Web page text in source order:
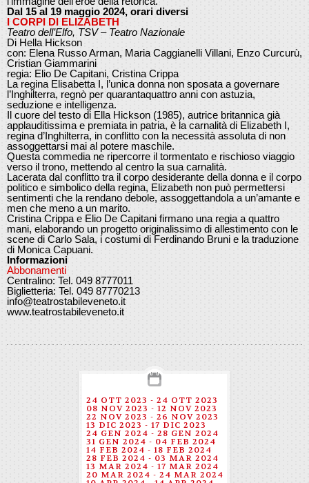
Dal 15 al 19 maggio 2024, orari diversi
I CORPI DI ELIZABETH
Teatro dell’Elfo, TSV – Teatro Nazionale
Di Hella Hickson
con: Elena Russo Arman, Maria Caggianelli Villani, Enzo Curcurù,
Cristian Giammarini
regia: Elio De Capitani, Cristina Crippa
La regina Elisabetta I, l’unica donna non sposata a governare
l’Inghilterra, regnò per quarantaquattro anni con astuzia,
seduzione e intelligenza.
Il cuore del testo di Ella Hickson (1985), autrice britannica già
applauditissima e premiata in patria, è la carnalità di Elizabeth I,
regina d’Inghilterra, in conflitto con la necessità assoluta di non
assoggettarsi mai al potere maschile.
Questa commedia ne ripercorre il tormentato e rischioso viaggio
verso il trono, mettendo al centro la sua carnalità.
Lacerata dal conflitto tra il corpo desiderante della donna e il corpo
politico e simbolico della regina, Elizabeth non può permettersi
sentimenti che la rendano debole, assoggettandola a un’amante e
men che meno a un marito.
Cristina Crippa e Elio De Capitani firmano una regia a quattro
mani, elaborando un progetto originalissimo di allestimento con le
scene di Carlo Sala, i costumi di Ferdinando Bruni e la traduzione
di Monica Capuani.
Informazioni
Abbonamenti
Centralino: Tel. 049 8777011
Biglietteria: Tel. 049 87770213
info@teatrostabileveneto.it
www.teatrostabileveneto.it
24 OTT 2023 - 24 OTT 2023
08 NOV 2023 - 12 NOV 2023
22 NOV 2023 - 26 NOV 2023
13 DIC 2023 - 17 DIC 2023
24 GEN 2024 - 28 GEN 2024
31 GEN 2024 - 04 FEB 2024
14 FEB 2024 - 18 FEB 2024
28 FEB 2024 - 03 MAR 2024
13 MAR 2024 - 17 MAR 2024
20 MAR 2024 - 24 MAR 2024